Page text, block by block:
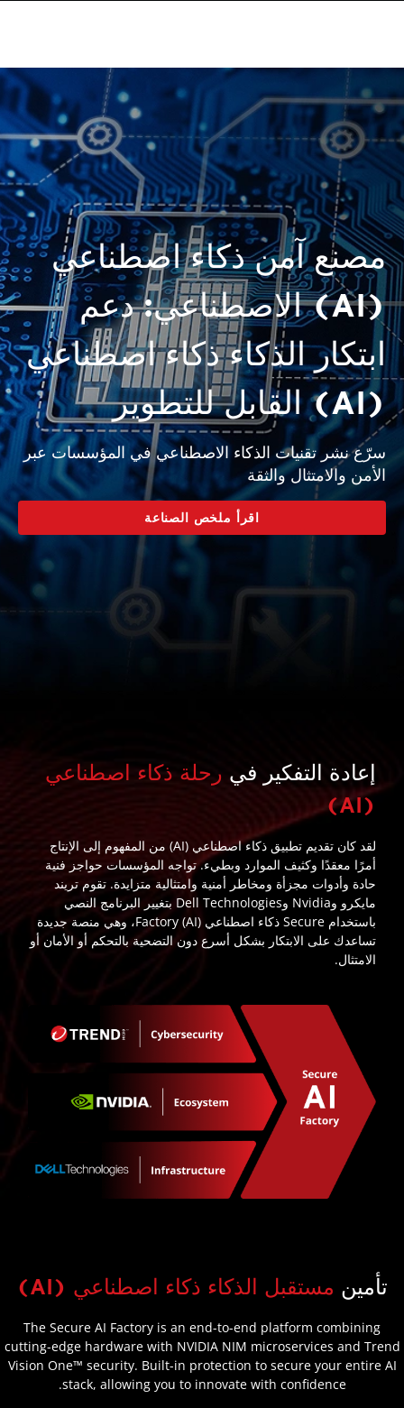
مصنع آمن ذكاء اصطناعي
(AI) الاصطناعي: دعم
ابتكار الذكاء ذكاء اصطناعي
(AI) القابل للتطوير
سرّع نشر تقنيات الذكاء الاصطناعي في المؤسسات عبر
الأمن والامتثال والثقة
اقرأ ملخص الصناعة
إعادة التفكير في رحلة ذكاء اصطناعي
(AI)
لقد كان تقديم تطبيق ذكاء اصطناعي (AI) من المفهوم إلى الإنتاج
أمرًا معقدًا وكثيف الموارد وبطيء. تواجه المؤسسات حواجز فنية
حادة وأدوات مجزأة ومخاطر أمنية وامتثالية متزايدة. تقوم تريند
مايكرو وNvidia وDell Technologies بتغيير البرنامج النصي
باستخدام Secure ذكاء اصطناعي (AI) Factory، وهي منصة جديدة
تساعدك على الابتكار بشكل أسرع دون التضحية بالتحكم أو الأمان أو
الامتثال.
تأمين مستقبل الذكاء ذكاء اصطناعي (AI)
The Secure AI Factory is an end-to-end platform combining
cutting-edge hardware with NVIDIA NIM microservices and Trend
Vision One™ security. Built-in protection to secure your entire AI
stack, allowing you to innovate with confidence.